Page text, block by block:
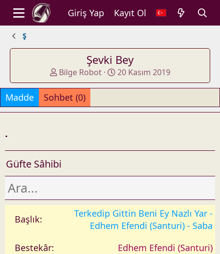
Giriş Yap Kayıt Ol
Ş
Şevki Bey
A
d
d
e
d
Bilge Robot
O
l
ş
t
u
u
t
a
i
20 Kasım 2019
Madde Sohbet (0)
.
Güfte Sâhibi
Terkedip Gittin Beni Ey Nazlı Yar -
Edhem Efendi (Santuri) - Saba
Edhem Efendi (Santuri)